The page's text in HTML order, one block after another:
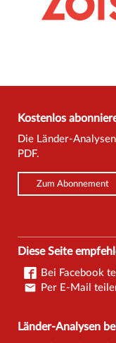
Kostenlos
Die Länder-
PDF.
Zum Abonnement
Diese Seite
Bei Facebook
Per E-Mail
Länder-Analysen